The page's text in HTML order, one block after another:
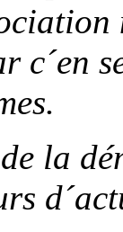
c´en
la